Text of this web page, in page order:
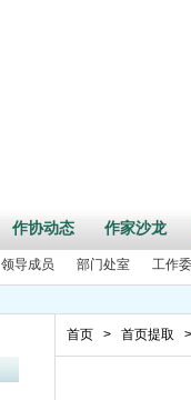
作协动态 作家沙龙
领导成员 部门处室 工作
首页 > 首页提取 >